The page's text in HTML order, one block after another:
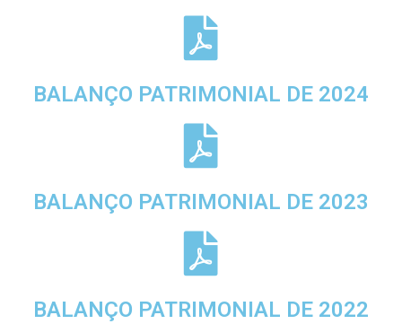
BALANÇO PATRIMONIAL DE 2024
BALANÇO PATRIMONIAL DE 2023
BALANÇO PATRIMONIAL DE 2022